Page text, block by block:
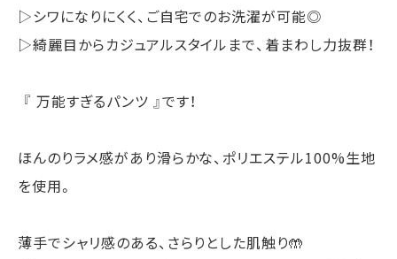
▷シワになりにくく、ご自宅でのお洗濯が可能◎
▷綺麗目からカジュアルスタイルまで、着まわし力抜群！
『 万能すぎるパンツ 』です！
ほんのりラメ感があり滑らかな、ポリエステル100%生地
を使用。
薄手でシャリ感のある、さらりとした肌触り🤲